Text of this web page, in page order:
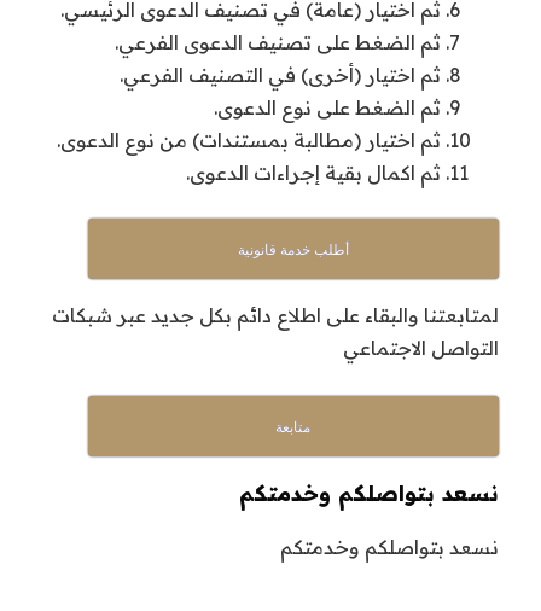
ثم اختيار (عامة) في تصنيف الدعوى الرئيسي.
ثم الضغط على تصنيف الدعوى الفرعي.
ثم اختيار (أخرى) في التصنيف الفرعي.
ثم الضغط على نوع الدعوى.
ثم اختيار (مطالبة بمستندات) من نوع الدعوى.
ثم اكمال بقية إجراءات الدعوى.
أطلب خدمة قانونية
لمتابعتنا والبقاء على اطلاع دائم بكل جديد عبر شبكات
التواصل الاجتماعي
متابعة
نسعد بتواصلكم وخدمتكم
نسعد بتواصلكم وخدمتكم